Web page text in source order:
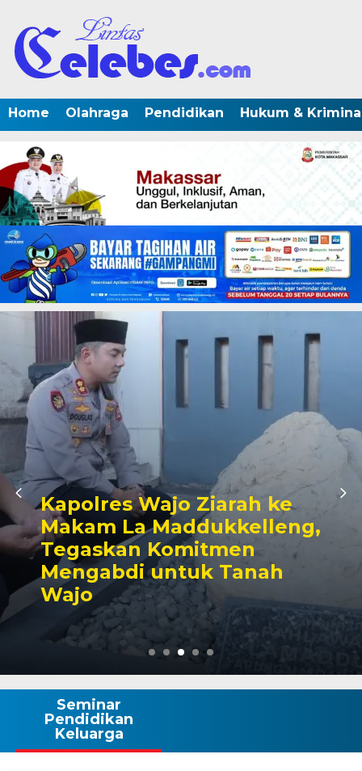
Home Olahraga Pendidikan Hukum &
Kapolres Wajo Ziarah ke
Makam La Maddukkelleng,
Tegaskan Komitmen
Mengabdi untuk Tanah
Wajo
Seminar
Pendidikan
Keluarga